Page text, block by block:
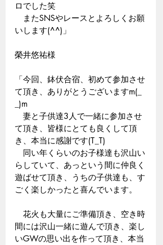
ロでした笑
またSNSやレースとよろしくお願
いします(^^)」
榮井悠祐様
「今回、鉢伏合宿、初めて参加させ
て頂き、ありがとうございますm(_
_)m
妻と子供達3人で一緒に参加させ
て頂き、皆様にとても良くして頂
き、本当に感謝です(T_T)
同い年くらいのお子様達も沢山い
らしていて、あっという間に仲良く
遊ばせて頂き、うちの子供達も、す
ごく楽しかったと喜んでいます。
花火も大量にご準備頂き、空き時
間には沢山一緒に遊んで頂き、楽し
いGWの思い出を作って頂き、本当